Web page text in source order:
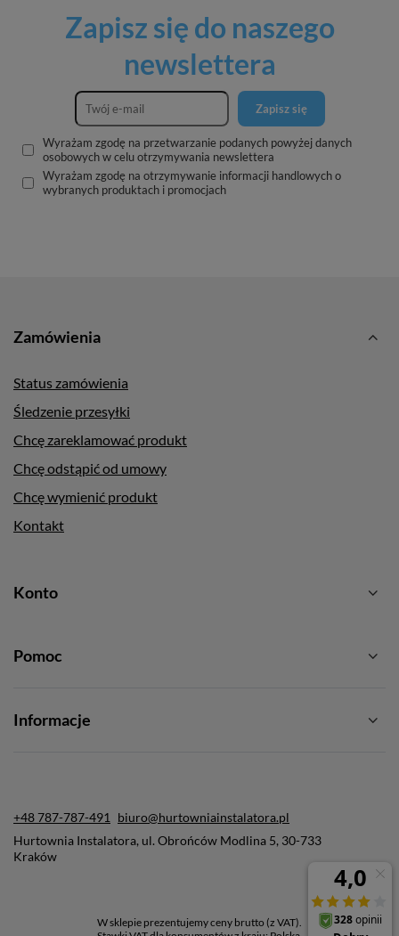
Zapisz się do naszego
newslettera
Zapisz się
Wyrażam zgodę na przetwarzanie podanych powyżej danych
osobowych w celu otrzymywania newslettera
Wyrażam zgodę na otrzymywanie informacji handlowych o
wybranych produktach i promocjach
Zamówienia
Status zamówienia
Śledzenie przesyłki
Chcę zareklamować produkt
Chcę odstąpić od umowy
Chcę wymienić produkt
Kontakt
Konto
Pomoc
Informacje
+48 787-787-491
biuro@hurtowniainstalatora.pl
Hurtownia Instalatora, ul. Obrońców Modlina 5, 30-733
Kraków
W sklepie prezentujemy ceny brutto (z VAT).